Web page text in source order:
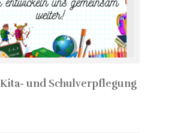
und Schulverpflegung